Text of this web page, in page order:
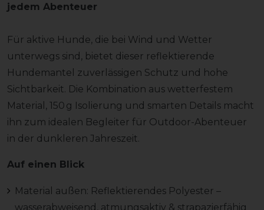
jedem Abenteuer
Für aktive Hunde, die bei Wind und Wetter
unterwegs sind, bietet dieser reflektierende
Hundemantel zuverlässigen Schutz und hohe
Sichtbarkeit. Die Kombination aus wetterfestem
Material, 150 g Isolierung und smarten Details macht
ihn zum idealen Begleiter für Outdoor-Abenteuer
in der dunkleren Jahreszeit.
Auf einen Blick
Material außen: Reflektierendes Polyester –
wasserabweisend, atmungsaktiv & strapazierfähig